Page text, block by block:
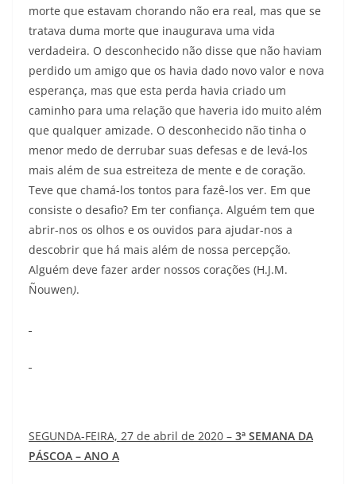
morte que estavam chorando não era real, mas que se
tratava duma morte que inaugurava uma vida
verdadeira. O desconhecido não disse que não haviam
perdido um amigo que os havia dado novo valor e nova
esperança, mas que esta perda havia criado um
caminho para uma relação que haveria ido muito além
que qualquer amizade. O desconhecido não tinha o
menor medo de derrubar suas defesas e de levá-los
mais além de sua estreiteza de mente e de coração.
Teve que chamá-los tontos para fazê-los ver. Em que
consiste o desafio? Em ter confiança. Alguém tem que
abrir-nos os olhos e os ouvidos para ajudar-nos a
descobrir que há mais além de nossa percepção.
Alguém deve fazer arder nossos corações (H.J.M.
Ñouwen).
SEGUNDA-FEIRA, 27 de abril de 2020 – 3ª SEMANA DA
PÁSCOA – ANO A